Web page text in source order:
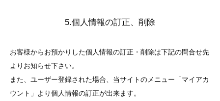
5.個人情報の訂正、削除
お客様からお預かりした個人情報の訂正・削除は下記の問合せ先
よりお知らせ下さい。
また、ユーザー登録された場合、当サイトのメニュー「マイアカ
ウント」より個人情報の訂正が出来ます。